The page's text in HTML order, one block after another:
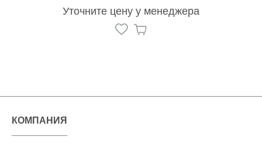
Уточните цену у менеджера
КОМПАНИЯ